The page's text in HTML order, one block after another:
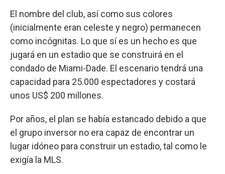
El nombre del club, así como sus colores
(inicialmente eran celeste y negro) permanecen
como incógnitas. Lo que sí es un hecho es que
jugará en un estadio que se construirá en el
condado de Miami-Dade. El escenario tendrá una
capacidad para 25.000 espectadores y costará
unos US$ 200 millones.
Por años, el plan se había estancado debido a que
el grupo inversor no era capaz de encontrar un
lugar idóneo para construir un estadio, tal como le
exigía la MLS.